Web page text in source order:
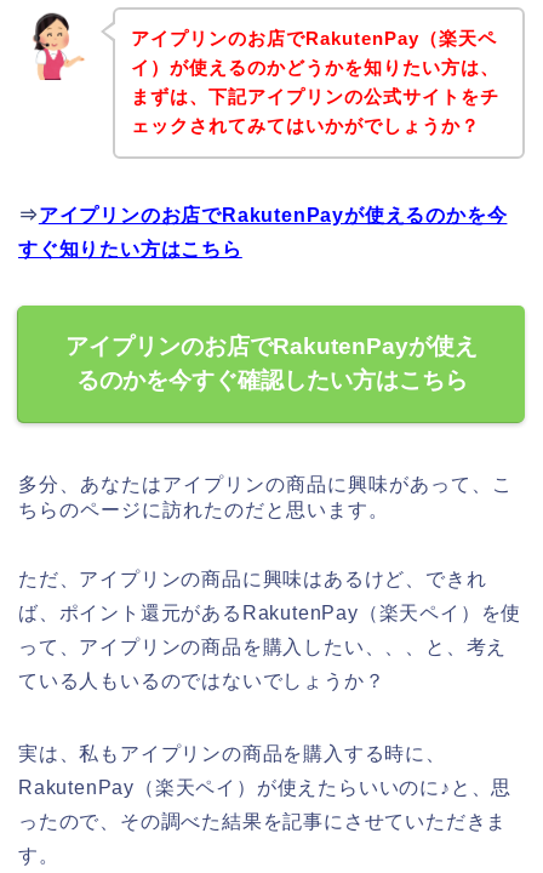
アイプリンのお店でRakutenPay（楽天ペ
イ）が使えるのかどうかを知りたい方は、
まずは、下記アイプリンの公式サイトをチ
ェックされてみてはいかがでしょうか？
⇒アイプリンのお店でRakutenPayが使えるのかを今
すぐ知りたい方はこちら
アイプリンのお店でRakutenPayが使え
るのかを今すぐ確認したい方はこちら
多分、あなたはアイプリンの商品に興味があって、こ
ちらのページに訪れたのだと思います。
ただ、アイプリンの商品に興味はあるけど、できれ
ば、ポイント還元があるRakutenPay（楽天ペイ）を使
って、アイプリンの商品を購入したい、、、と、考え
ている人もいるのではないでしょうか？
実は、私もアイプリンの商品を購入する時に、
RakutenPay（楽天ペイ）が使えたらいいのに♪と、思
ったので、その調べた結果を記事にさせていただきま
す。